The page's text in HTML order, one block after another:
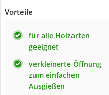
Vorteile
für alle Holzarten
geeignet
verkleinerte Öffnung
zum einfachen
Ausgießen